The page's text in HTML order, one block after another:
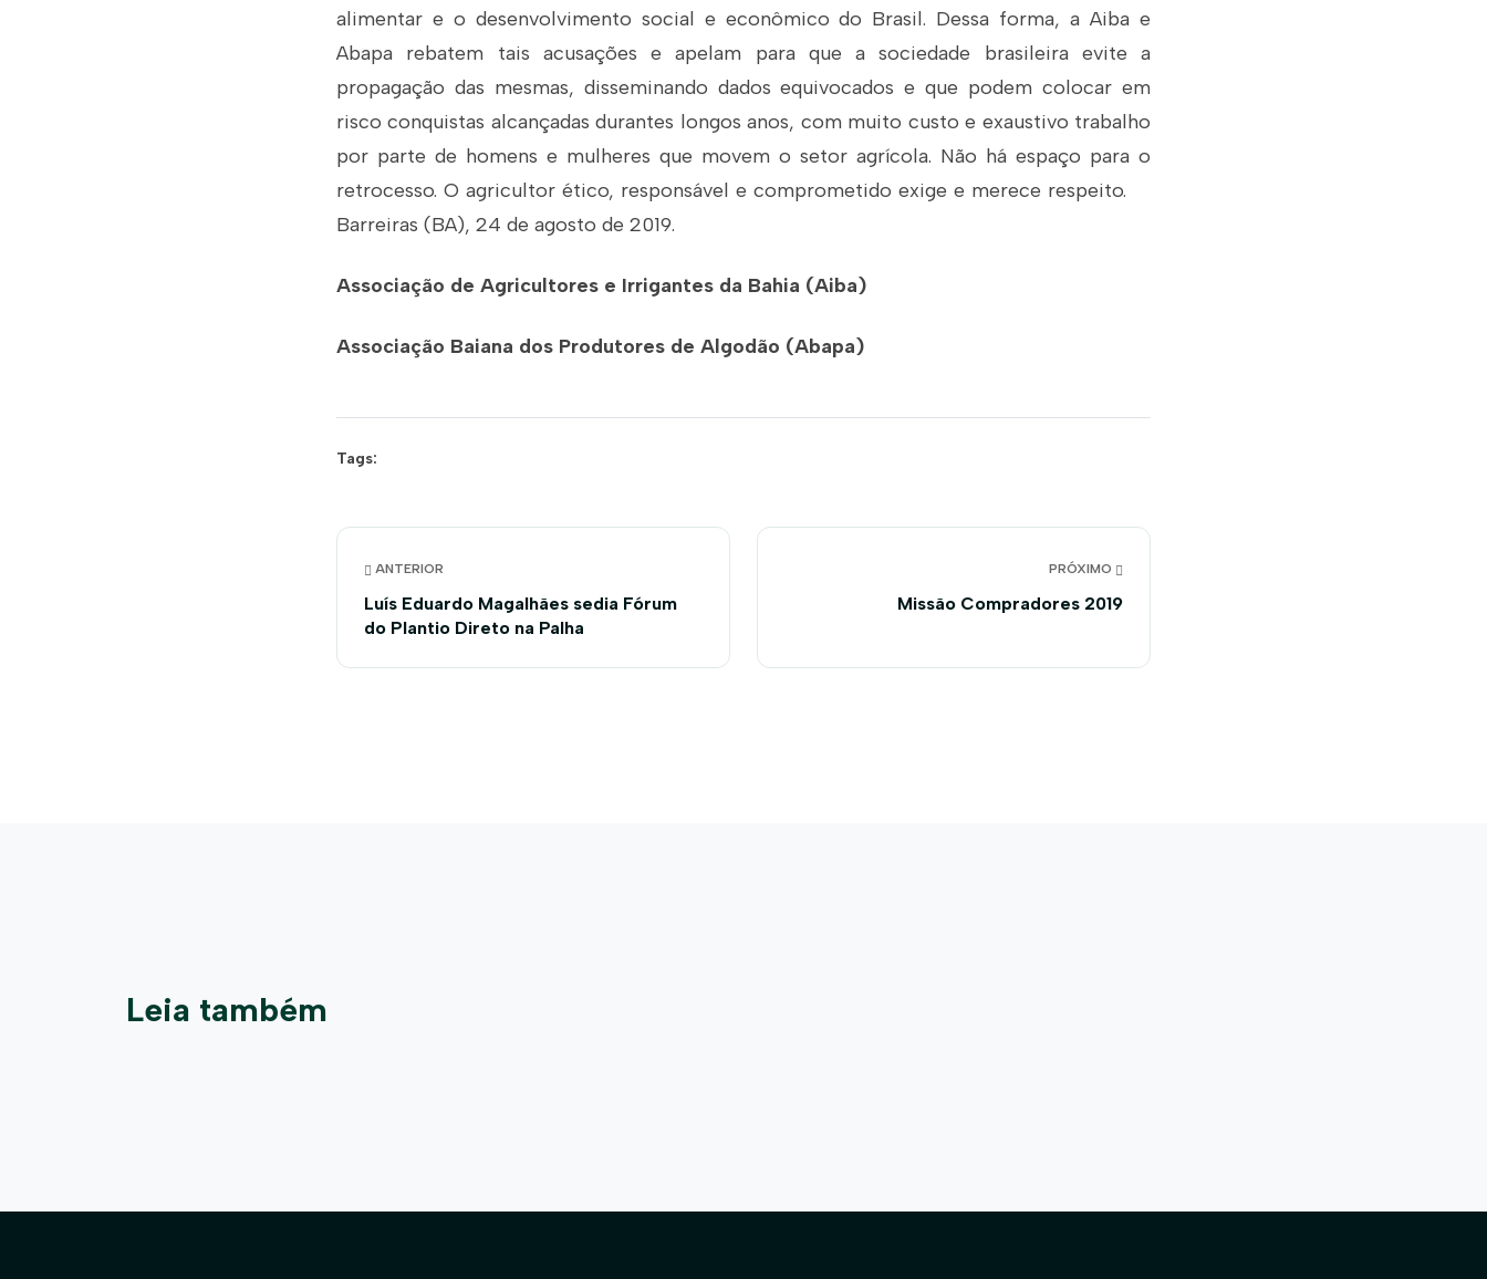
alimentar e o desenvolvimento social e econômico do Brasil. Dessa forma, a Aiba e
Abapa rebatem tais acusações e apelam para que a sociedade brasileira evite a
propagação das mesmas, disseminando dados equivocados e que podem colocar em
risco conquistas alcançadas durantes longos anos, com muito custo e exaustivo trabalho
por parte de homens e mulheres que movem o setor agrícola. Não há espaço para o
retrocesso. O agricultor ético, responsável e comprometido exige e merece respeito.
Barreiras (BA), 24 de agosto de 2019.
Associação de Agricultores e Irrigantes da Bahia (Aiba)
Associação Baiana dos Produtores de Algodão (Abapa)
Tags:
ANTERIOR
Luís Eduardo Magalhães sedia Fórum
do Plantio Direto na Palha
PRÓXIMO
Missão Compradores 2019
Leia também